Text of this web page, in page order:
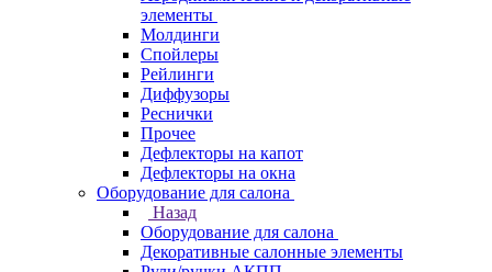
элементы
Молдинги
Спойлеры
Рейлинги
Диффузоры
Реснички
Прочее
Дефлекторы на капот
Дефлекторы на окна
Оборудование для салона
Назад
Оборудование для салона
Декоративные салонные элементы